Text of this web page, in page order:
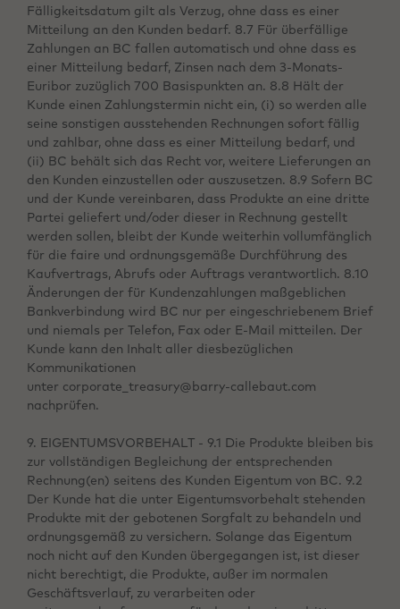
Fälligkeitsdatum gilt als Verzug, ohne dass es einer
Mitteilung an den Kunden bedarf. 8.7 Für überfällige
Zahlungen an BC fallen automatisch und ohne dass es
einer Mitteilung bedarf, Zinsen nach dem 3-Monats-
Euribor zuzüglich 700 Basispunkten an. 8.8 Hält der
Kunde einen Zahlungstermin nicht ein, (i) so werden alle
seine sonstigen ausstehenden Rechnungen sofort fällig
und zahlbar, ohne dass es einer Mitteilung bedarf, und
(ii) BC behält sich das Recht vor, weitere Lieferungen an
den Kunden einzustellen oder auszusetzen. 8.9 Sofern BC
und der Kunde vereinbaren, dass Produkte an eine dritte
Partei geliefert und/oder dieser in Rechnung gestellt
werden sollen, bleibt der Kunde weiterhin vollumfänglich
für die faire und ordnungsgemäße Durchführung des
Kaufvertrags, Abrufs oder Auftrags verantwortlich. 8.10
Änderungen der für Kundenzahlungen maßgeblichen
Bankverbindung wird BC nur per eingeschriebenem Brief
und niemals per Telefon, Fax oder E-Mail mitteilen. Der
Kunde kann den Inhalt aller diesbezüglichen
Kommunikationen
unter corporate_treasury@barry-callebaut.com
nachprüfen.
9. EIGENTUMSVORBEHALT - 9.1 Die Produkte bleiben bis
zur vollständigen Begleichung der entsprechenden
Rechnung(en) seitens des Kunden Eigentum von BC. 9.2
Der Kunde hat die unter Eigentumsvorbehalt stehenden
Produkte mit der gebotenen Sorgfalt zu behandeln und
ordnungsgemäß zu versichern. Solange das Eigentum
noch nicht auf den Kunden übergegangen ist, ist dieser
nicht berechtigt, die Produkte, außer im normalen
Geschäftsverlauf, zu verarbeiten oder